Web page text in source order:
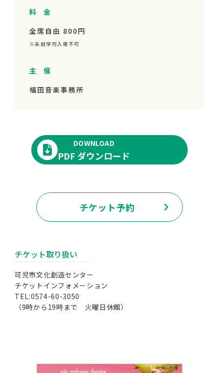
料 金
全席自由 800円
※未就学児入場不可
主 催
福田音楽事務所
DOWNLOAD
PDF ダウンロード
チケット予約
チケット取り扱い
可児市文化創造センター
チケットインフォメーション
TEL:0574-60-3050
（9時から19時まで 火曜日休館）